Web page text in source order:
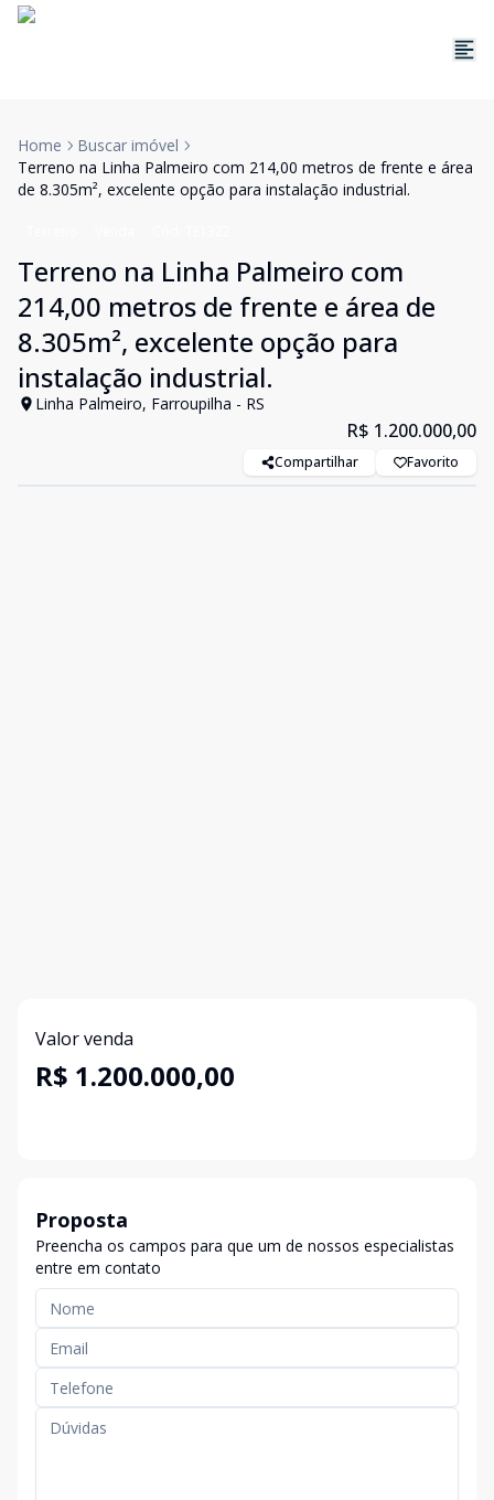
Home
Buscar imóvel
Terreno na Linha Palmeiro com 214,00 metros de frente e área
de 8.305m², excelente opção para instalação industrial.
Terreno na Linha Palmeiro com
214,00 metros de frente e área de
8.305m², excelente opção para
instalação industrial.
Linha Palmeiro, Farroupilha - RS
R$ 1.200.000,00
Compartilhar Favorito
Valor venda
R$ 1.200.000,00
Proposta
Preencha os campos para que um de nossos especialistas
entre em contato